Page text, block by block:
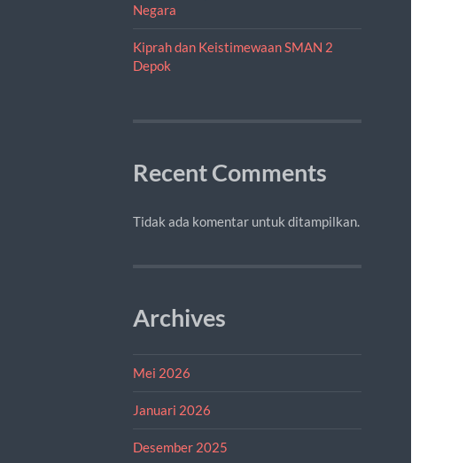
Negara
Kiprah dan Keistimewaan SMAN 2
Depok
Recent Comments
Tidak ada komentar untuk ditampilkan.
Archives
Mei 2026
Januari 2026
Desember 2025